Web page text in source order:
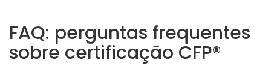
FAQ: perguntas frequentes
sobre certificação CFP®